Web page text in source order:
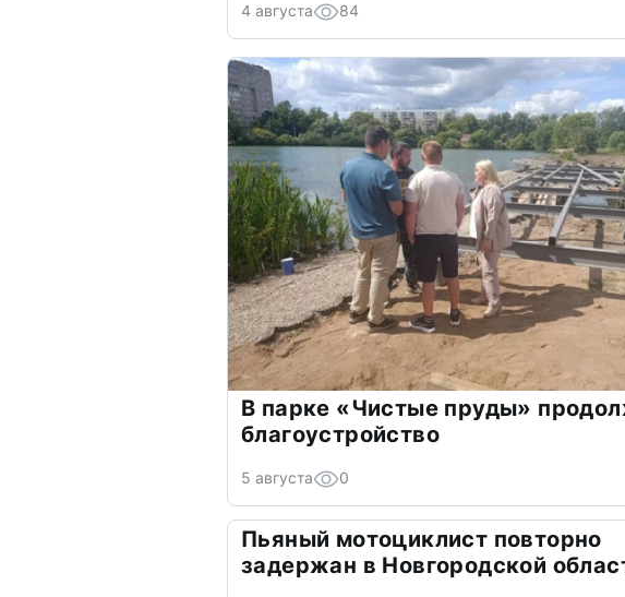
4 августа 84
В парке «Чистые пруды»
благоустройство
5 августа 0
Пьяный мотоциклист повторно
задержан в Новгородской